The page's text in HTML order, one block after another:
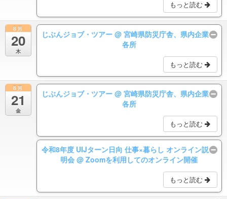
もっと読む
8月
20
木
じぶんジョブ・ツアー @ 宮崎県防災庁舎、県内企業
各所
もっと読む
8月
21
金
じぶんジョブ・ツアー @ 宮崎県防災庁舎、県内企業
各所
もっと読む
令和8年度 UIJターン日向 仕事×暮らし オンライン説
明会@ Zoomを利用してのオンライン開催
もっと読む